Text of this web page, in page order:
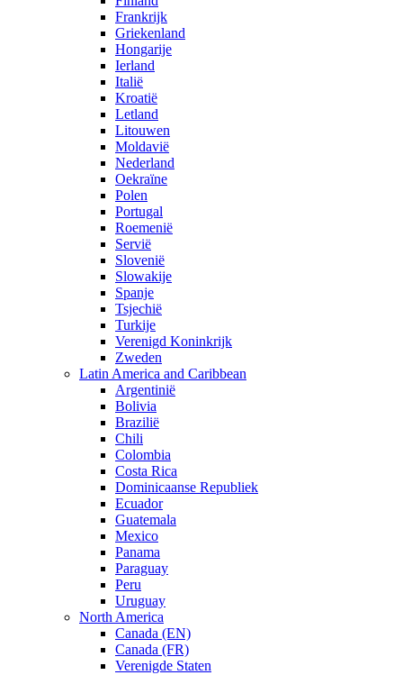
Frankrijk
Griekenland
Hongarije
Ierland
Italië
Kroatië
Letland
Litouwen
Moldavië
Nederland
Oekraïne
Polen
Portugal
Roemenië
Servië
Slovenië
Slowakije
Spanje
Tsjechië
Turkije
Verenigd Koninkrijk
Zweden
Latin America and Caribbean
Argentinië
Bolivia
Brazilië
Chili
Colombia
Costa Rica
Dominicaanse Republiek
Ecuador
Guatemala
Mexico
Panama
Paraguay
Peru
Uruguay
North America
Canada (EN)
Canada (FR)
Verenigde Staten